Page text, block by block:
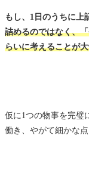
もし、1日のうちに上
詰めるのではなく、
らいに考えることが
仮に1つの物事を完璧
働き、やがて細かな